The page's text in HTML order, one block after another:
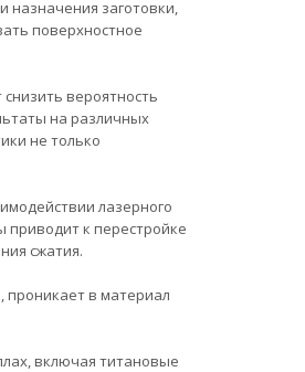
назначения заготовки,
поверхностное
вероятность
на различных
не только
лазерного
приводит к перестройке
сжатия.
проникает в материал
включая титановые